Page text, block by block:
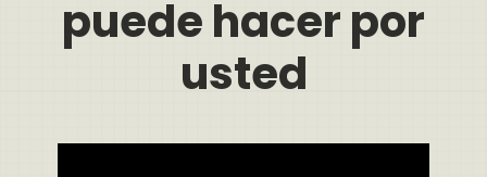
puede hacer por
usted